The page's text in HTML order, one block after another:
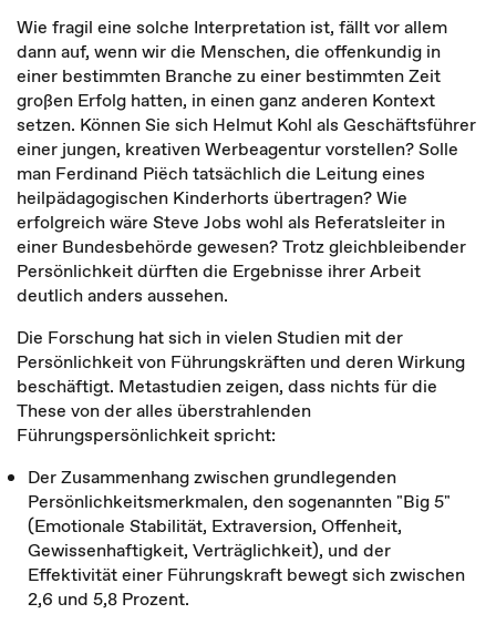
Wie fragil eine solche Interpretation ist, fällt vor allem
dann auf, wenn wir die Menschen, die offenkundig in
einer bestimmten Branche zu einer bestimmten Zeit
großen Erfolg hatten, in einen ganz anderen Kontext
setzen. Können Sie sich Helmut Kohl als Geschäftsführer
einer jungen, kreativen Werbeagentur vorstellen? Solle
man Ferdinand Piëch tatsächlich die Leitung eines
heilpädagogischen Kinderhorts übertragen? Wie
erfolgreich wäre Steve Jobs wohl als Referatsleiter in
einer Bundesbehörde gewesen? Trotz gleichbleibender
Persönlichkeit dürften die Ergebnisse ihrer Arbeit
deutlich anders aussehen.
Die Forschung hat sich in vielen Studien mit der
Persönlichkeit von Führungskräften und deren Wirkung
beschäftigt. Metastudien zeigen, dass nichts für die
These von der alles überstrahlenden
Führungspersönlichkeit spricht:
Der Zusammenhang zwischen grundlegenden
Persönlichkeitsmerkmalen, den sogenannten "Big 5"
(Emotionale Stabilität, Extraversion, Offenheit,
Gewissenhaftigkeit, Verträglichkeit), und der
Effektivität einer Führungskraft bewegt sich zwischen
2,6 und 5,8 Prozent.